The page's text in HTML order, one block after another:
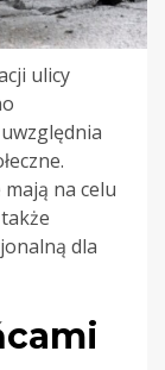
ulicy
na celu
dla